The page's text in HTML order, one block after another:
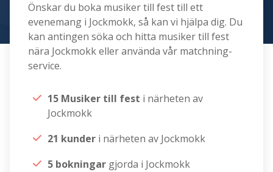
Önskar du boka musiker till fest till ett
evenemang i Jockmokk, så kan vi hjälpa dig. Du
kan antingen söka och hitta musiker till fest
nära Jockmokk eller använda vår matchning-
service.
15 Musiker till fest i närheten av
Jockmokk
21 kunder i närheten av Jockmokk
5 bokningar gjorda i Jockmokk